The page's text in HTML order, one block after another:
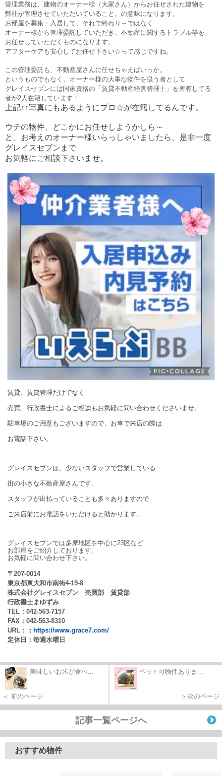
管理業務は、建物のオーナー様（大家さん）からお任せされた建物を
弊社が管理させていただいていること。の意味になります。
お部屋を募集・入居して、それで終わり～ではなく
オーナー様から管理委託していただき、不動産に関するトラブル等を
お任せしていただくものになります。
アフターケアも安心してお任せ下さい☆って感じですね。
この管理委託も、不動産屋さんに任せちゃえばいっか。
というものでもなく、オーナー様の大事な物件を扱う者として
グレイスセブンには国家資格の「賃貸不動産経営管理士」を所有してる
者が2人在籍しています！
上記↑↑写真にもあるようにプロ☆が在籍してるんです。
ウチの物件、どこかにお任せしようかしら～
と、お考えのオーナー様いらっしゃいましたら、是非一度
グレイスセブンまで
お気軽にご相談下さいませ。
賃貸、賃貸管理だけでなく
売買、行政書士によるご相談もお気軽に問い合わせくださいませ。
駐車場のご用意もございますので、お車で来店の際は
お電話下さい。
グレイスセブンは、少ないスタッフで営業している
街の小さな不動産屋さんです。
スタッフが出払っていることも多々ありますので
ご来店前にお電話をいただけると助かります。
グレイスセブンでは多摩地区を中心に23区など
お部屋をご紹介しております。
お気軽に問い合わせ下さい。
〒207-0014
東京都東大和市南街4-19-8
株式会社グレイスセブン　売買部　賃貸部
行政書士まゆずみ
TEL：042-563-7157
FAX：042-563-8310
URL：
： https://www.grace7.com/
定休日：毎週水曜日
美味しいお米が食べ...
＜ 前のページ
ペット可物件ありま...
＞次のページ
記事一覧ページへ
おすすめ物件